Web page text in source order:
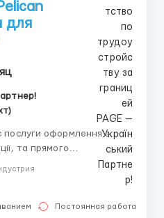
для
послуги оформлення з
та прямого
Постоянная работа